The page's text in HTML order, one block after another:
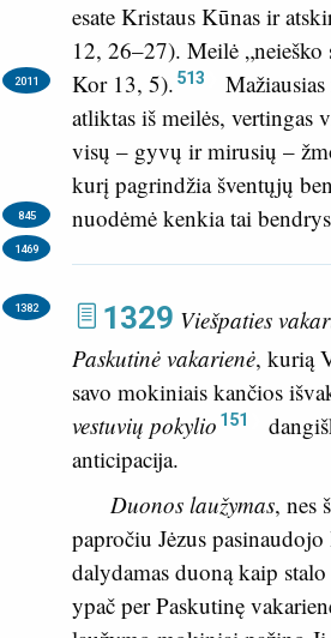
esate Kristaus Kūnas ir
12, 26–27). Meilė „neieško
Kor 13, 5). 513
2011
atliktas iš meilės, vertingas
visų – gyvų ir mirusių –
kurį pagrindžia šventųjų
nuodėmė kenkia tai
845
1469
1329
1382 Viešpaties
Paskutinė vakarienė, kurią
savo mokiniais kančios
vestuvių pokylio 151
anticipacija.
Duonos laužymas, nes
papročiu Jėzus
dalydamas duoną kaip
ypač per Paskutinę